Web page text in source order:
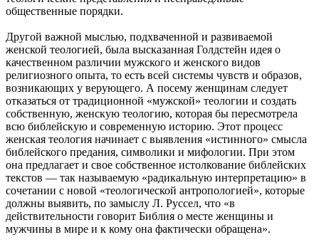
общественные порядки.
Другой важной мыслью, подхваченной и развиваемой
женской теологией, была высказанная Голдстейн идея о
качественном различии мужского и женского видов
религиозного опыта, то есть всей системы чувств и образов,
возникающих у верующего. А посему женщинам следует
отказаться от традиционной «мужской» теологии и создать
собственную, женскую теологию, которая бы пересмотрела
всю библейскую и современную историю. Этот процесс
женская теология начинает с выявления «истинного» смысла
библейского предания, символики и мифологии. При этом
она предлагает и свое собственное истолкование библейских
текстов — так называемую «радикальную интерпретацию» в
сочетании с новой «теологической антропологией», которые
должны выявить, по замыслу Л. Руссел, что «в
действительности говорит Библия о месте женщины и
мужчины в мире и к кому она фактически обращена».